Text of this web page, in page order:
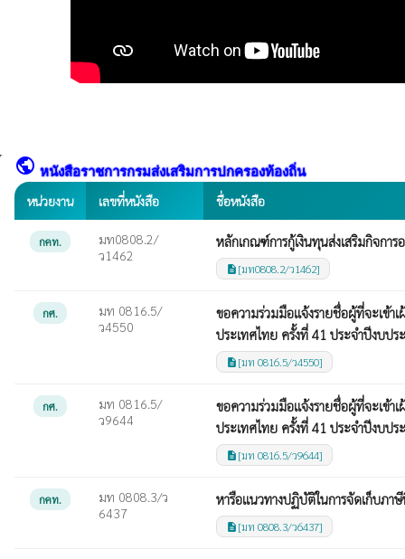
public หนังสือราชการกรมส่งเสริมการปกครองท้องถิ่น
หน่วยงาน เลขที่หนังสือ ชื่อหนังสือ
กคท.
มท0808.2/
ว1462
หลักเกณฑ์การกู้เงินทุนส่งเสริมกิจการ
description [มท0808.2/ว1462]
กศ.
มท 0816.5/
ว4550
ขอความร่วมมือแจ้งรายชื่อผู้ที่จะเข้า
ประเทศไทย ครั้งที่ 41 ประจำปีงบป
description [มท 0816.5/ว4550]
กศ.
มท 0816.5/
ว9644
ขอความร่วมมือแจ้งรายชื่อผู้ที่จะเข้า
ประเทศไทย ครั้งที่ 41 ประจำปีงบป
description [มท 0816.5/ว9644]
กคท.
มท 0808.3/ว
6437
หารือแนวทางปฏิบัติในการจัดเก็บภา
description [มท 0808.3/ว6437]